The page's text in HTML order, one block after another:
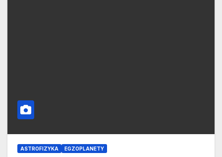
ASTROFIZYKA EGZOPLANETY